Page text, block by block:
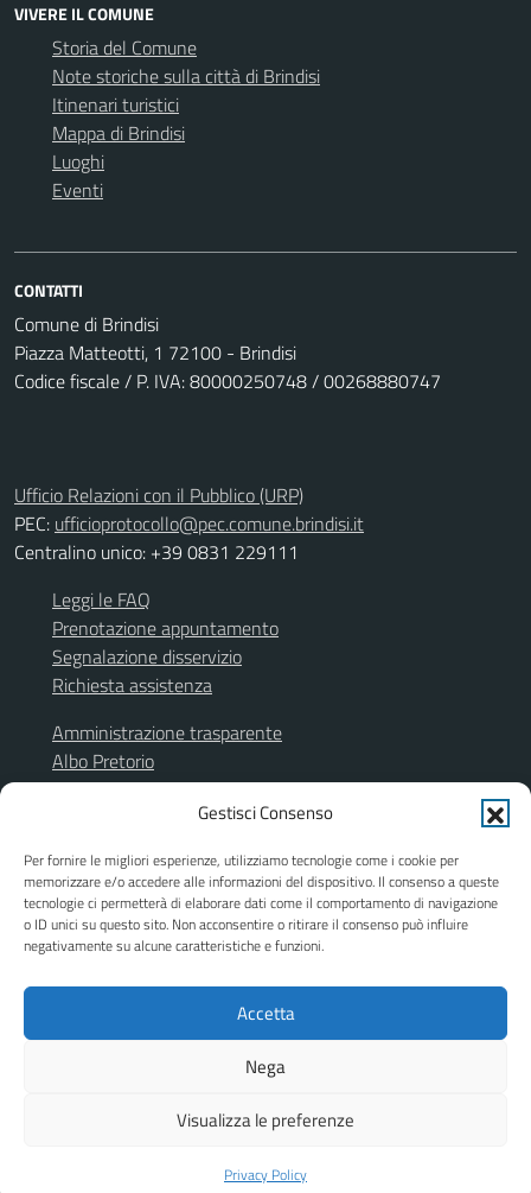
Gestisci Consenso
Per fornire le migliori esperienze, utilizziamo tecnologie come i cookie per
memorizzare e/o accedere alle informazioni del dispositivo. Il consenso a queste
tecnologie ci permetterà di elaborare dati come il comportamento di navigazione
o ID unici su questo sito. Non acconsentire o ritirare il consenso può influire
negativamente su alcune caratteristiche e funzioni.
Accetta
Nega
Visualizza le preferenze
Privacy Policy
VIVERE IL COMUNE
Storia del Comune
Note storiche sulla città di Brindisi
Itinenari turistici
Mappa di Brindisi
Luoghi
Eventi
CONTATTI
Comune di Brindisi
Piazza Matteotti, 1 72100 - Brindisi
Codice fiscale / P. IVA: 80000250748 / 00268880747
Ufficio Relazioni con il Pubblico (URP)
PEC: ufficioprotocollo@pec.comune.brindisi.it
Centralino unico: +39 0831 229111
Leggi le FAQ
Prenotazione appuntamento
Segnalazione disservizio
Richiesta assistenza
Amministrazione trasparente
Albo Pretorio
Segnalazione illeciti
Informativa privacy
Dichiarazione di accessibilità
Obiettivi di accessibilità
Piano di miglioramento del sito
SEGUICI SU